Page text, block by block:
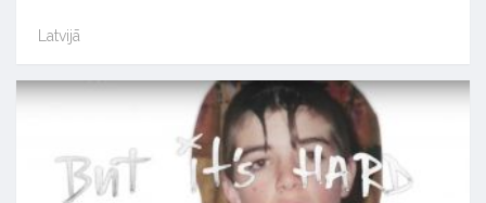
Latvijā